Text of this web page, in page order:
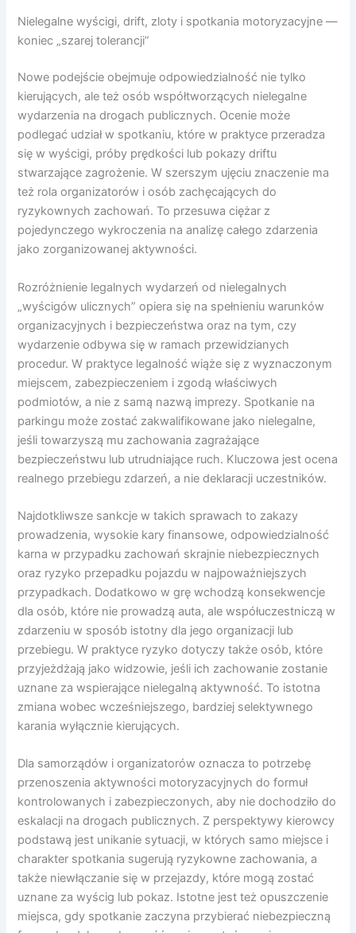
Nielegalne wyścigi, drift, zloty i spotkania motoryzacyjne —
koniec „szarej tolerancji”
Nowe podejście obejmuje odpowiedzialność nie tylko
kierujących, ale też osób współtworzących nielegalne
wydarzenia na drogach publicznych. Ocenie może
podlegać udział w spotkaniu, które w praktyce przeradza
się w wyścigi, próby prędkości lub pokazy driftu
stwarzające zagrożenie. W szerszym ujęciu znaczenie ma
też rola organizatorów i osób zachęcających do
ryzykownych zachowań. To przesuwa ciężar z
pojedynczego wykroczenia na analizę całego zdarzenia
jako zorganizowanej aktywności.
Rozróżnienie legalnych wydarzeń od nielegalnych
„wyścigów ulicznych” opiera się na spełnieniu warunków
organizacyjnych i bezpieczeństwa oraz na tym, czy
wydarzenie odbywa się w ramach przewidzianych
procedur. W praktyce legalność wiąże się z wyznaczonym
miejscem, zabezpieczeniem i zgodą właściwych
podmiotów, a nie z samą nazwą imprezy. Spotkanie na
parkingu może zostać zakwalifikowane jako nielegalne,
jeśli towarzyszą mu zachowania zagrażające
bezpieczeństwu lub utrudniające ruch. Kluczowa jest ocena
realnego przebiegu zdarzeń, a nie deklaracji uczestników.
Najdotkliwsze sankcje w takich sprawach to zakazy
prowadzenia, wysokie kary finansowe, odpowiedzialność
karna w przypadku zachowań skrajnie niebezpiecznych
oraz ryzyko przepadku pojazdu w najpoważniejszych
przypadkach. Dodatkowo w grę wchodzą konsekwencje
dla osób, które nie prowadzą auta, ale współuczestniczą w
zdarzeniu w sposób istotny dla jego organizacji lub
przebiegu. W praktyce ryzyko dotyczy także osób, które
przyjeżdżają jako widzowie, jeśli ich zachowanie zostanie
uznane za wspierające nielegalną aktywność. To istotna
zmiana wobec wcześniejszego, bardziej selektywnego
karania wyłącznie kierujących.
Dla samorządów i organizatorów oznacza to potrzebę
przenoszenia aktywności motoryzacyjnych do formuł
kontrolowanych i zabezpieczonych, aby nie dochodziło do
eskalacji na drogach publicznych. Z perspektywy kierowcy
podstawą jest unikanie sytuacji, w których samo miejsce i
charakter spotkania sugerują ryzykowne zachowania, a
także niewłączanie się w przejazdy, które mogą zostać
uznane za wyścig lub pokaz. Istotne jest też opuszczenie
miejsca, gdy spotkanie zaczyna przybierać niebezpieczną